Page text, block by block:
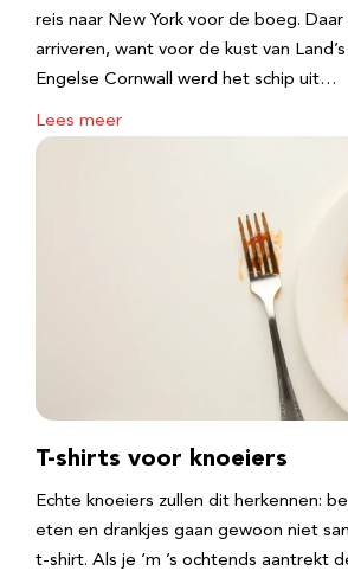
reis naar New York voor de boeg.
arriveren, want voor de kust van
Engelse Cornwall werd het schip uit…
Lees meer
T-shirts voor knoeiers
Echte knoeiers zullen dit herkennen:
eten en drankjes gaan gewoon niet
t-shirt. Als je ‘m ’s ochtends aantrekt